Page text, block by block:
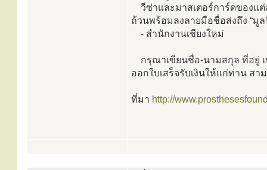
วีซ่าและมาสเตอร์การ์ดของแต่
ถ้วนพร้อมลงลายมือชื่อส่งถึง “มู
- สำนักงานเชียงใหม่
กรุณาเขียนชื่อ-นามสกุล ที่อยู่
ออกใบเสร็จรับเงินให้แก่ท่าน ส
ที่มา http://